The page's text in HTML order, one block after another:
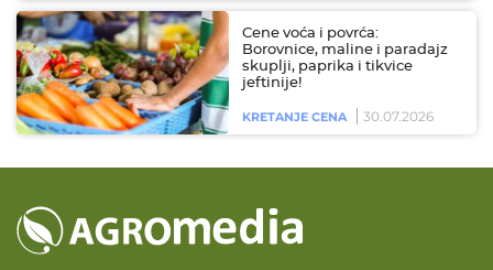
Cene voća i povrća:
Borovnice, maline i paradajz
skuplji, paprika i tikvice
jeftinije!
KRETANJE CENA 30.07.2026